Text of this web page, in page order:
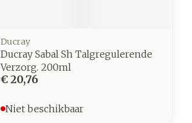
Ducray
Ducray Sabal Sh Talgregulerende
Verzorg. 200ml
€ 20,76
Niet beschikbaar